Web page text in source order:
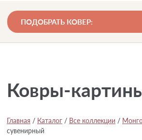
ПОДОБРАТЬ КОВЕР:
Ковры-
Главная / Каталог / Все коллекции /
сувенирный